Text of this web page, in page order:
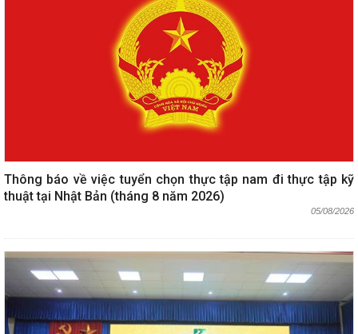
Thông báo về việc tuyển chọn thực tập nam đi thực tập kỹ
thuật tại Nhật Bản (tháng 8 năm 2026)
05/08/2026